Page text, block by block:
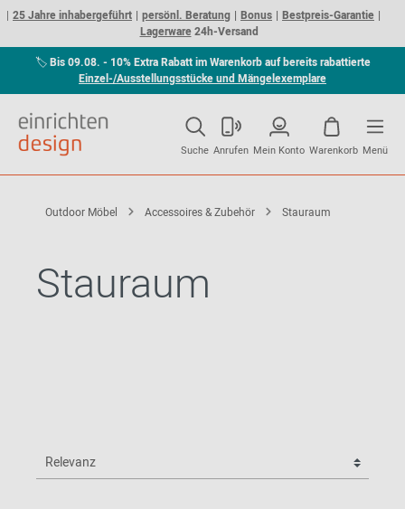
25 Jahre inhabergeführt persönl. Beratung Bonus
Bestpreis-Garantie
Lagerware24h-Versand
🏷Bis 09.08. - 10% Extra Rabatt im Warenkorb auf bereits rabattierte
Einzel-/Ausstellungsstücke und Mängelexemplare
Suche Anrufen Mein Konto Warenkorb Menü
Outdoor Möbel Accessoires & Zubehör Stauraum
Stauraum